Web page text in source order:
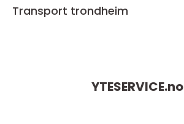
Transport trondheim
YTESERVICE.no